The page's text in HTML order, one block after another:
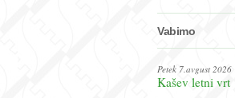
Vabimo
Petek 7.avgust 2026
Kašev letni vrt